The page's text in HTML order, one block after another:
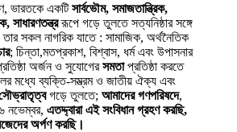
ভারতকে একটিসার্বভৌম, সমাজতান্ত্রিক,
সাধারণতন্ত্ররূপে গড়ে তুলতে সত্যনিষ্ঠার সঙ্গে
সকল নাগরিক যাতে : সামাজিক, অর্থনৈতিক
; চিন্তা,মতপ্রকাশ, বিশ্বাস, ধর্ম এবং উপাসনার
অর্জন ও সুযোগেরসমতাপ্রতিষ্ঠা করতে
মধ্যে ব্যক্তি-সম্ভ্রম ও জাতীয় ঐক্য এবং
গড়ে তুলতে; আমাদের গণপরিষদে,
নভেম্বর, এতদ্দ্বারা এই সংবিধান গ্রহণ করছি,
অর্পণ করছি।